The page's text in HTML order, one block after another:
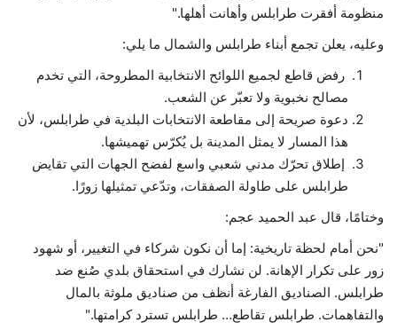
منظومة أفقرت طرابلس وأهانت أهلها."
وعليه، يعلن تجمع أبناء طرابلس والشمال ما يلي:
رفض قاطع لجميع اللوائح الانتخابية المطروحة، التي تخدم
مصالح نخبوية ولا تعبّر عن الشعب.
دعوة صريحة إلى مقاطعة الانتخابات البلدية في طرابلس، لأن
هذا المسار لا يمثل المدينة بل يُكرّس تهميشها.
إطلاق تحرّك مدني شعبي واسع لفضح الجهات التي تقايض
طرابلس على طاولة الصفقات، وتدّعي تمثيلها زورًا.
وختامًا، قال عبد الحميد عجم:
"نحن أمام لحظة تاريخية: إما أن نكون شركاء في التغيير، أو شهود
زور على تكرار الإهانة. لن نشارك في استحقاق بلدي صُنع ضد
طرابلس. الصناديق الفارغة أنظف من صناديق ملوثة بالمال
والتفاهمات. طرابلس تقاطع… طرابلس تسترد كرامتها."